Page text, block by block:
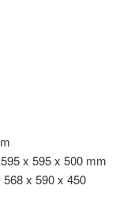
x 595 x 500 mm
x 590 x 450